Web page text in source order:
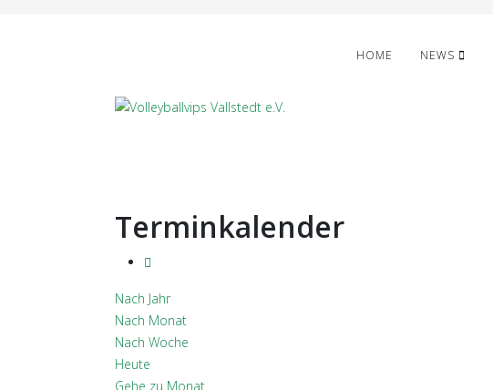
HOME NEWS
Terminkalender
Nach Jahr
Nach Monat
Nach Woche
Heute
Gehe zu Monat